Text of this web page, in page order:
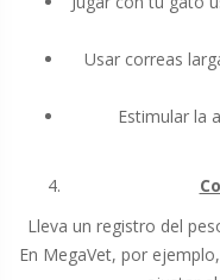
Usar correas
Estimular la
Lleva un registro del
En MegaVet, por